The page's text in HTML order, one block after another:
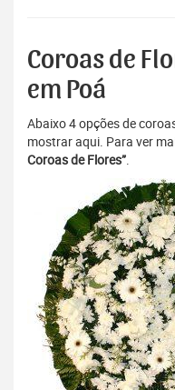
Coroas de
em Poá
Abaixo 4 opções de
mostrar aqui. Para ver
Coroas de Flores”.